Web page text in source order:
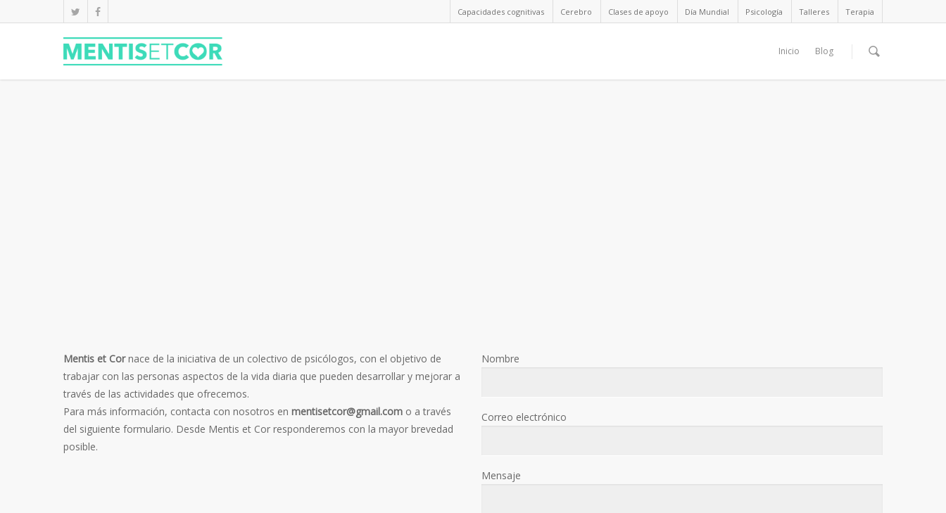
Capacidades cognitivas Cerebro Clases de apoyo Día Mundial Psicología Talleres Terapia
Inicio Blog
Mentis et Cornace de la iniciativa de un colectivo de psicólogos, con el objetivo de
trabajar con las personas aspectos de la vida diaria que pueden desarrollar y mejorar a
través de las actividades que ofrecemos.
Para más información, contacta con nosotros en mentisetcor@gmail.com o a través
del siguiente formulario. Desde Mentis et Cor responderemos con la mayor brevedad
posible.
Nombre
Correo electrónico
Mensaje